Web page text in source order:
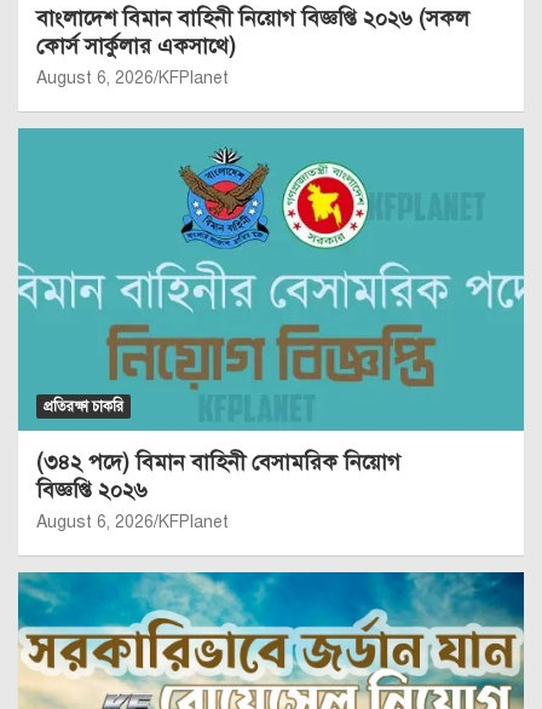
বাংলাদেশ বিমান বাহিনী নিয়োগ বিজ্ঞপ্তি ২০২৬ (সকল
কোর্স সার্কুলার একসাথে)
August 6, 2026 KFPlanet
প্রতিরক্ষা চাকরি
(৩৪২ পদে) বিমান বাহিনী বেসামরিক নিয়োগ
বিজ্ঞপ্তি ২০২৬
August 6, 2026 KFPlanet